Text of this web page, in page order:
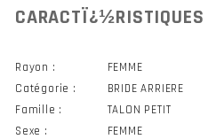
CARACTÏ¿½RISTIQUES
Rayon :
FEMME
Catégorie :
BRIDE ARRIERE
Famille :
TALON PETIT
Sexe :
FEMME